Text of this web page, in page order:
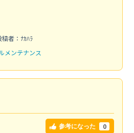
稿者：ﾅｶﾊﾗ
メンテナンス
参考になった 0